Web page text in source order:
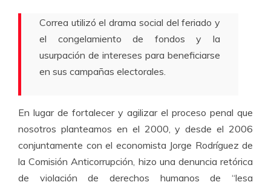
Correa utilizó el drama social del feriado y
el congelamiento de fondos y la
usurpación de intereses para beneficiarse
en sus campañas electorales.
En lugar de fortalecer y agilizar el proceso penal que
nosotros planteamos en el 2000, y desde el 2006
conjuntamente con el economista Jorge Rodríguez de
la Comisión Anticorrupción, hizo una denuncia retórica
de violación de derechos humanos de “lesa